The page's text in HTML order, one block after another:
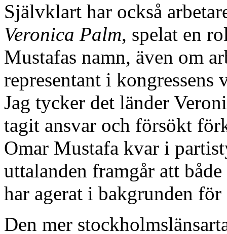
Självklart har också
Veronica Palm, spelat en
Mustafas namn, även om
representant i
Jag tycker det länder
tagit ansvar och försökt
Omar Mustafa kvar i
uttalanden framgår att både
har agerat i bakgrunden
Den mer